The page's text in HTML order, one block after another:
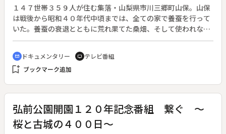
美術館が持つ記憶をひも解いていく。そして、戦時下を逃れて
守られてきた絵画と、大原美術館の軌跡に平和の意味を問いか
け、未来へとつなぐ。平成２７年度文化庁芸術祭参加作品。
１４７世帯３５９人が住む集落・山梨県市川三郷町山保。山保
は戦後から昭和４０年代中頃までは、全ての家で養蚕を行って
いた。養蚕の衰退とともに荒れ果てた桑畑、そして使われなく
なった桑の葉。その桑の葉を使ってお茶を作っている夫婦がい
る。韓国人のハン・ソンミンさんと日本人妻・楠三貴さん。夫
婦は縁もゆかりもない山保の集落に飛び込んだ。２人がここを
選んだ理由は、山保が「桑の郷」だから。市川三郷町は、かつ
だ。◆夫婦は「一瀬桑」を使った「桑の茶」で集落を活性化
し、若者を増やしたいと願い、汗を流している。しかし山保は
「限界集落」。年々過疎化が進み、耕作放棄地が増大してい
る。集落の人々は夫婦のお茶作りに協力しようと桑の生産を続
cinematic_blur ドキュメンタリー tv テレビ番組
bookmark_add ブックマーク追加
弘前公園開園１２０年記念番組 繋ぐ ～
桜と古城の４００日～